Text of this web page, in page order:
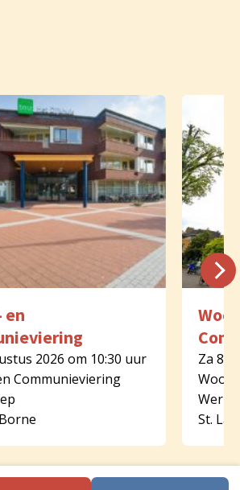
en
2026 om 10:30 uur
Communieviering
Za 8
St.